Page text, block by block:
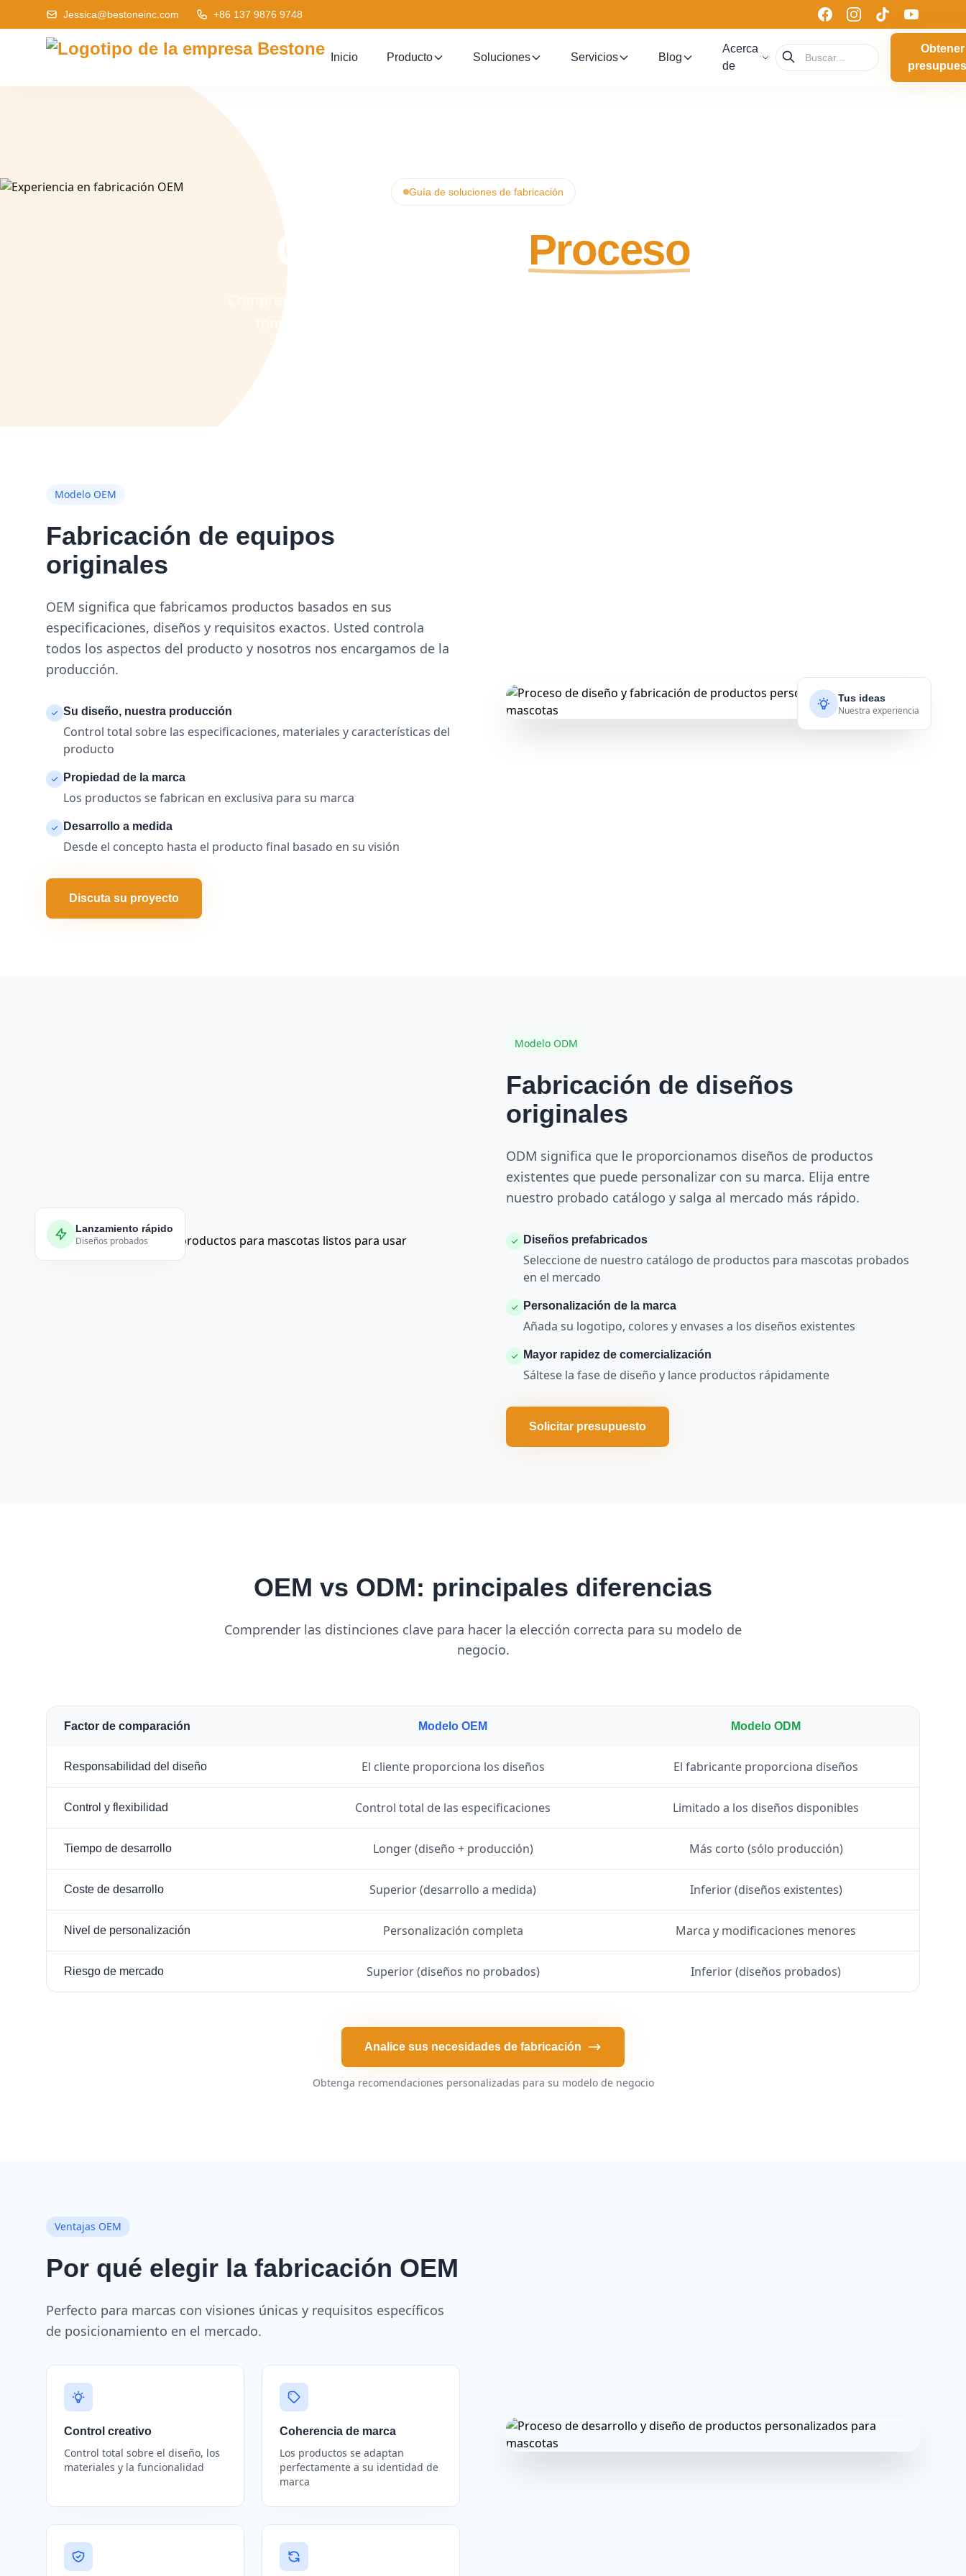
Jessica@bestoneinc.com +86 137 9876 9748
Inicio Producto Soluciones Servicios Blog
Acerca
de
Obtener
Guía de soluciones de fabricación
OEM Y ODM Proceso
Comprender la diferencia entre los modelos de fabricación OEM y ODM para
tomar la mejor decisión para su marca de productos para mascotas.
Modelo OEM
Fabricación de equipos
originales
OEM significa que fabricamos productos basados en sus
especificaciones, diseños y requisitos exactos. Usted controla
todos los aspectos del producto y nosotros nos encargamos de la
producción.
Su diseño, nuestra producción
Control total sobre las especificaciones, materiales y características del
producto
Propiedad de la marca
Los productos se fabrican en exclusiva para su marca
Desarrollo a medida
Desde el concepto hasta el producto final basado en su visión
Discuta su proyecto
Tus ideas
Nuestra experiencia
Lanzamiento rápido
Diseños probados
Modelo ODM
Fabricación de diseños
originales
ODM significa que le proporcionamos diseños de productos
existentes que puede personalizar con su marca. Elija entre
nuestro probado catálogo y salga al mercado más rápido.
Diseños prefabricados
Seleccione de nuestro catálogo de productos para mascotas probados
en el mercado
Personalización de la marca
Añada su logotipo, colores y envases a los diseños existentes
Mayor rapidez de comercialización
Sáltese la fase de diseño y lance productos rápidamente
Solicitar presupuesto
OEM vs ODM: principales diferencias
Comprender las distinciones clave para hacer la elección correcta para su modelo de
negocio.
Factor de comparación Modelo OEM Modelo ODM
Responsabilidad del diseño El cliente proporciona los diseños El fabricante proporciona diseños
Control y flexibilidad Control total de las especificaciones Limitado a los diseños disponibles
Tiempo de desarrollo Longer (diseño + producción) Más corto (sólo producción)
Coste de desarrollo Superior (desarrollo a medida) Inferior (diseños existentes)
Nivel de personalización Personalización completa Marca y modificaciones menores
Riesgo de mercado Superior (diseños no probados) Inferior (diseños probados)
Analice sus necesidades de fabricación
Obtenga recomendaciones personalizadas para su modelo de negocio
Ventajas OEM
Por qué elegir la fabricación OEM
Perfecto para marcas con visiones únicas y requisitos específicos
de posicionamiento en el mercado.
Control creativo
Control total sobre el diseño, los
materiales y la funcionalidad
Coherencia de marca
Los productos se adaptan
perfectamente a su identidad de
marca